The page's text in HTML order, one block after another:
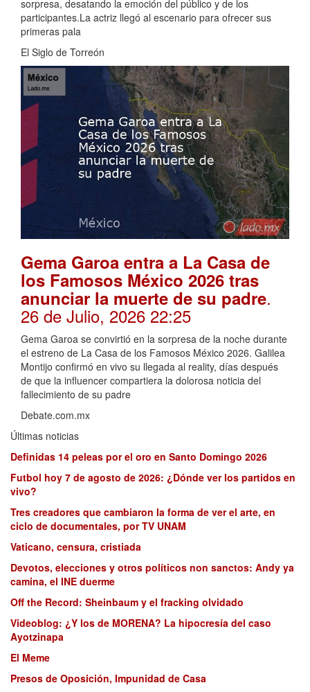
sorpresa, desatando la emoción del público y de los
participantes.La actriz llegó al escenario para ofrecer sus
primeras pala
El Siglo de Torreón
Gema Garoa entra a La Casa de
los Famosos México 2026 tras
anunciar la muerte de su padre.
26 de Julio, 2026 22:25
Gema Garoa se convirtió en la sorpresa de la noche durante
el estreno de La Casa de los Famosos México 2026. Galilea
Montijo confirmó en vivo su llegada al reality, días después
de que la influencer compartiera la dolorosa noticia del
fallecimiento de su padre
Debate.com.mx
Últimas noticias
Definidas 14 peleas por el oro en Santo Domingo 2026
Futbol hoy 7 de agosto de 2026: ¿Dónde ver los partidos en
vivo?
Tres creadores que cambiaron la forma de ver el arte, en
ciclo de documentales, por TV UNAM
Vaticano, censura, cristiada
Devotos, elecciones y otros políticos non sanctos: Andy ya
camina, el INE duerme
Off the Record: Sheinbaum y el fracking olvidado
Videoblog: ¿Y los de MORENA? La hipocresía del caso
Ayotzinapa
El Meme
Presos de Oposición, Impunidad de Casa